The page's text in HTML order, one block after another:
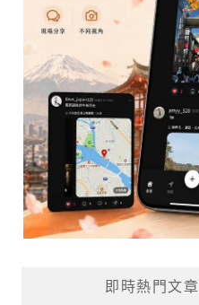
即時熱門文章